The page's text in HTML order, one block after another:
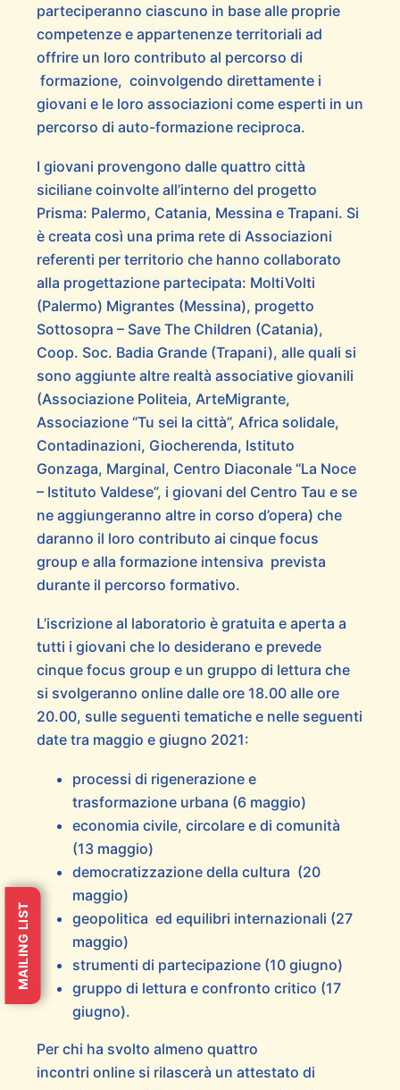
parteciperanno ciascuno in base alle proprie
competenze e appartenenze territoriali ad
offrire un loro contributo al percorso di
formazione, coinvolgendo direttamente i
giovani e le loro associazioni come esperti in un
percorso di auto-formazione reciproca.
I giovani provengono dalle quattro città
siciliane coinvolte all’interno del progetto
Prisma: Palermo, Catania, Messina e Trapani. Si
è creata così una prima rete di Associazioni
referenti per territorio che hanno collaborato
alla progettazione partecipata: MoltiVolti
(Palermo) Migrantes (Messina), progetto
Sottosopra – Save The Children (Catania),
Coop. Soc. Badia Grande (Trapani), alle quali si
sono aggiunte altre realtà associative giovanili
(Associazione Politeia, ArteMigrante,
Associazione “Tu sei la città”, Africa solidale,
Contadinazioni, Giocherenda, Istituto
Gonzaga, Marginal, Centro Diaconale “La Noce
– Istituto Valdese”, i giovani del Centro Tau e se
ne aggiungeranno altre in corso d’opera) che
daranno il loro contributo ai cinque focus
group e alla formazione intensiva prevista
durante il percorso formativo.
L’iscrizione al laboratorio è gratuita e aperta a
tutti i giovani che lo desiderano e prevede
cinque focus group e un gruppo di lettura che
si svolgeranno online dalle ore 18.00 alle ore
20.00, sulle seguenti tematiche e nelle seguenti
date tra maggio e giugno 2021:
processi di rigenerazione e
trasformazione urbana (6 maggio)
economia civile, circolare e di comunità
(13 maggio)
democratizzazione della cultura (20
maggio)
geopolitica ed equilibri internazionali (27
maggio)
strumenti di partecipazione (10 giugno)
gruppo di lettura e confronto critico (17
giugno).
Per chi ha svolto almeno quattro
incontri online si rilascerà un attestato di
MAILING LIST